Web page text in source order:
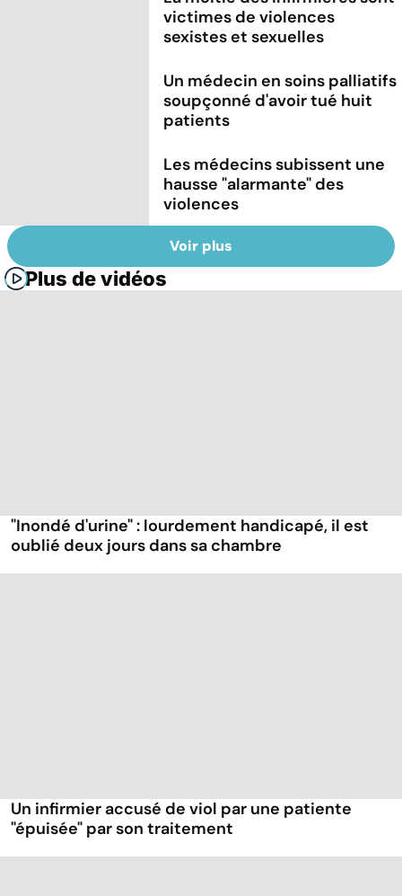
victimes de violences
sexistes et sexuelles
Un médecin en soins palliatifs
soupçonné d'avoir tué huit
patients
Les médecins subissent une
hausse "alarmante" des
violences
Voir plus
Plus de vidéos
"Inondé d'urine" : lourdement handicapé, il est
oublié deux jours dans sa chambre
Un infirmier accusé de viol par une patiente
"épuisée" par son traitement